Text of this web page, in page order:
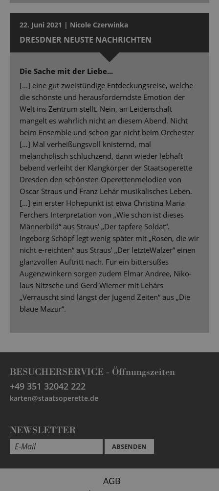
22. Juni 2021 | Nicole Czerwinka
DRESDNER NEUSTE NACHRICHTEN
Die Sache mit der Liebe...
[...] eine gut zweistündige Entdeckungsreise, welche
die schönste und herausforderndste Emotion der
Welt ins Zentrum stellt. Nein, an Leidenschaft
mangelt es wahrlich nicht an diesem Abend. Nicht
beim Ensemble und schon gar nicht beim Orchester
[…] Mal verheißungsvoll knisternd, mal
melancholisch schluchzend, dann wieder lebhaft
bebend verleiht der Klangkörper der Staatsoperette
Dresden den schönsten Operettenmelodien von
Oscar Straus und Franz Lehár musikalisches Leben.
[…] ein erster Höhepunkt ist etwa Christina Maria
Ferchers Interpretation von „Wie schön ist dieses
Männerbild“ aus Straus’ „Der tapfere Soldat“.
Ingeborg Schöpf legt wenig später mit „Rosen, die wir
nicht e-reichten“ aus Straus’ „Der letzteWalzer“ einen
glanzvollen Auftritt nach. Für ein bittersüßes
Augenzwinkern sorgen zudem Elmar Andree, Niko-
laus Nitzsche und Gerd Wiemer mit Lehárs
„Verrauscht sind längst der Jugend Zeiten“ aus „Die
blaue Mazur“.
BESUCHERSERVICE - Öffnungszeiten
+49 351 32042 222
karten@staatsoperette.de
NEWSLETTER
ABSENDEN
AGB